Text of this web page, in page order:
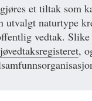
et tiltak som
utvalgt naturtype
vedtak.
,